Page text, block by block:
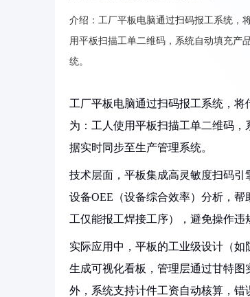
介绍： 工厂平板电脑通过扫码报工系统，
用平板扫描工单二维码，系统自动填充产
统。
工厂平板电脑通过扫码报工系统，
为：工人使用平板扫描工单二维码
据实时同步至生产管理系统。
技术层面，平板集成高灵敏度扫码
设备OEE（设备综合效率）分析，
工仅能报工焊接工序），避免操作违
实际应用中，平板的工业级设计（
生成可视化看板，管理层通过甘特
外，系统支持计件工资自动核算，错